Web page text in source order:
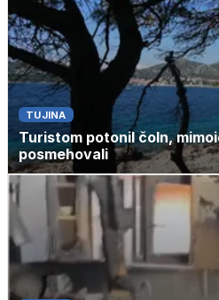
TUJINA
Turistom potonil čoln,
posmehovali